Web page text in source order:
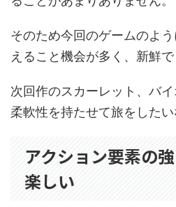
そのため今回のゲームのよ
えること機会が多く、新鮮で
次回作のスカーレット、バ
柔軟性を持たせて旅をしたい
アクション要素の
楽しい